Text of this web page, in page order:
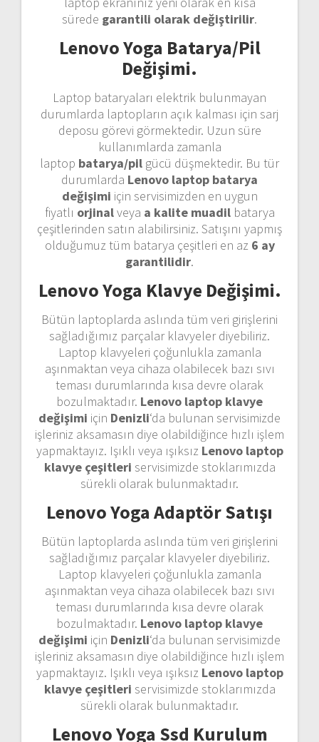
sürede garantili olarak değiştirilir.
Lenovo Yoga Batarya/Pil
Değişimi.
Laptop bataryaları elektrik bulunmayan
durumlarda laptopların açık kalması için sarj
deposu görevi görmektedir. Uzun süre
kullanımlarda zamanla
laptop batarya/pil gücü düşmektedir. Bu tür
durumlarda Lenovo laptop batarya
değişimi için servisimizden en uygun
fiyatlı orjinalveya a kalite muadilbatarya
çeşitlerinden satın alabilirsiniz. Satışını yapmış
olduğumuz tüm batarya çeşitleri en az 6 ay
garantilidir.
Lenovo Yoga Klavye Değişimi.
Bütün laptoplarda aslında tüm veri girişlerini
sağladığımız parçalar klavyeler diyebiliriz.
Laptop klavyeleri çoğunlukla zamanla
aşınmaktan veya cihaza olabilecek bazı sıvı
teması durumlarında kısa devre olarak
bozulmaktadır. Lenovo laptop klavye
değişimi için Denizli‘da bulunan servisimizde
işleriniz aksamasın diye olabildiğince hızlı işlem
yapmaktayız. Işıklı veya ışıksız Lenovo laptop
klavye çeşitleri servisimizde stoklarımızda
sürekli olarak bulunmaktadır.
Lenovo Yoga Adaptör Satışı
Bütün laptoplarda aslında tüm veri girişlerini
sağladığımız parçalar klavyeler diyebiliriz.
Laptop klavyeleri çoğunlukla zamanla
aşınmaktan veya cihaza olabilecek bazı sıvı
teması durumlarında kısa devre olarak
bozulmaktadır. Lenovo laptop klavye
değişimi için Denizli‘da bulunan servisimizde
işleriniz aksamasın diye olabildiğince hızlı işlem
yapmaktayız. Işıklı veya ışıksız Lenovo laptop
klavye çeşitleri servisimizde stoklarımızda
sürekli olarak bulunmaktadır.
Lenovo Yoga Ssd Kurulum